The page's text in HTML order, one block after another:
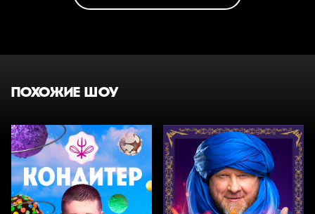
ПОХОЖИЕ ШОУ